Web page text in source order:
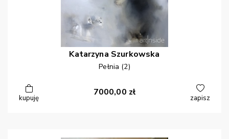
Katarzyna Szurkowska
Pełnia (2)
kupuję
7000,00 zł
zapisz